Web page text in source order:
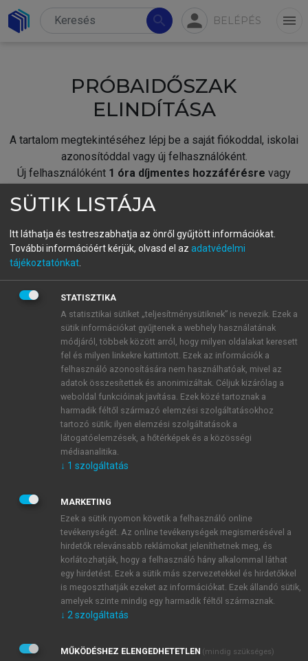
search person BELÉPÉS menu
PRÓBAIDŐSZAK
ELINDÍTÁSA
A tartalom megtekintéséhez lépj be a saját fiókoddal, iskolai
azonosítóddal vagy új felhasználóként.
Új felhasználóként 1 óra díjmentes hozzáférésre vagy
fiókoddal,vagy hozz létre új fiókot.
A regisztráció után apróbaidőszakautomatikusan
BELÉPÉS SAJÁT FIÓKKAL
ÚJ FIÓK LÉTREHOZÁSA
1 óra díjmentes hozzáférés
E-MAIL-CÍM
JELSZÓ
JELSZÓ ÚJRA
Kérek értesítést a MeRSZ újdonságairól, akcióiról.
Kérek értesítést az Akadémiai Kiadó Zrt. újdonságairól,
Adatkezelési tájékoztatóbanfoglaltakat tudomásul
SÜTIK LISTÁJA
Itt láthatja és testreszabhatja az önről gyűjtött információkat.
További információért kérjük, olvasd el az adatvédelmi
tájékoztatónkat
STATISZTIKA
A statisztikai sütiket „teljesítménysütiknek” is nevezik. Ezek a
sütik információkat gyűjtenek a webhely használatának
módjáról, többek között arról, hogy milyen oldalakat keresett
fel és milyen linkekre kattintott. Ezek az információk a
felhasználó azonosítására nem használhatóak, mivel az
adatok összesítettek és anonimizáltak. Céljuk kizárólag a
weboldal funkcióinak javítása. Ezek közé tartoznak a
harmadik féltől származó elemzési szolgáltatásokhoz
tartozó sütik; ilyen elemzési szolgáltatások a
látogatóelemzések, a hőtérképek és a közösségi
médiaanalitika.
↓ 1 szolgáltatás
MARKETING
Ezek a sütik nyomon követik a felhasználó online
tevékenységét. Az online tevékenységek megismerésével a
hirdetők relevánsabb reklámokat jeleníthetnek meg, és
korlátozhatják, hogy a felhasználó hány alkalommal láthat
egy hirdetést. Ezek a sütik más szervezetekkel és hirdetőkkel
is megoszthatják ezeket az információkat. Ezek állandó sütik,
amelyek szinte mindig egy harmadik féltől származnak.
↓ 2 szolgáltatás
MŰKÖDÉSHEZ ELENGEDHETETLEN (mindig szükséges)